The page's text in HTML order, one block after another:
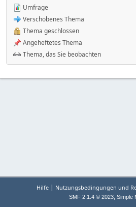
Umfrage
Verschobenes Thema
Thema geschlossen
Angeheftetes Thema
Thema, das Sie beobachten
Hilfe | Nutzungsbedingungen und
SMF 2.1.4 © 2023, Simple